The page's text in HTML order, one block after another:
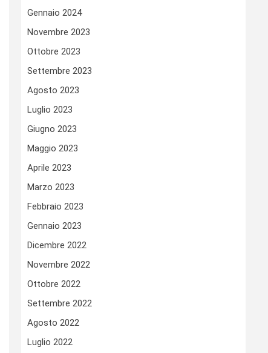
Gennaio 2024
Novembre 2023
Ottobre 2023
Settembre 2023
Agosto 2023
Luglio 2023
Giugno 2023
Maggio 2023
Aprile 2023
Marzo 2023
Febbraio 2023
Gennaio 2023
Dicembre 2022
Novembre 2022
Ottobre 2022
Settembre 2022
Agosto 2022
Luglio 2022